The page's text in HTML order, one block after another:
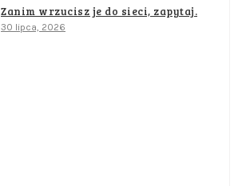
Zanim wrzucisz je do sieci, zapytaj.
30 lipca, 2026